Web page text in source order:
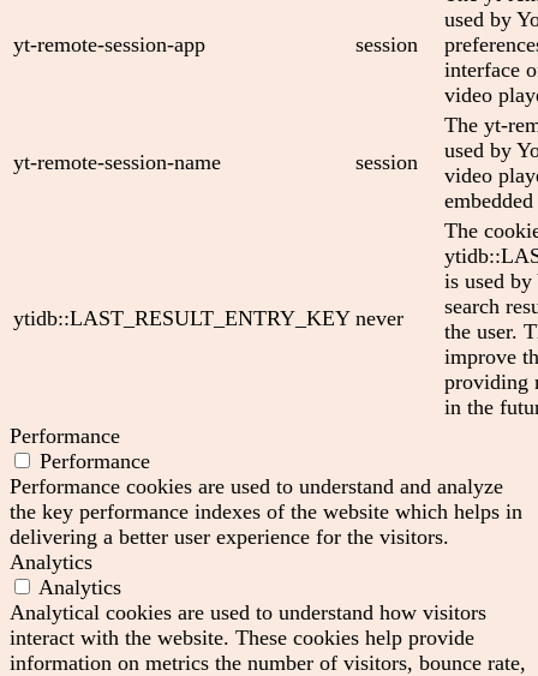
yt-remote-session-app session
used by
interface
video
yt-remote-session-name session
The yt-
used by
video
ytidb::LAST_RESULT_ENTRY_KEY never
The
is used by
search
the user.
improve
providing
in the
Performance
Performance
Performance cookies are used to understand and analyze
the key performance indexes of the website which helps in
delivering a better user experience for the visitors.
Analytics
Analytics
Analytical cookies are used to understand how visitors
interact with the website. These cookies help provide
information on metrics the number of visitors, bounce rate,